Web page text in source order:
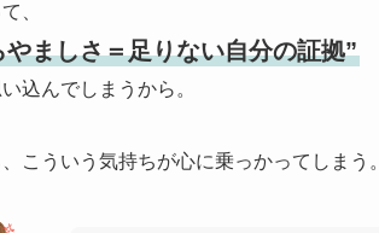
、
やましさ＝足りない自分の証拠”
込んでしまうから。
こういう気持ちが心に乗っかってしまう。